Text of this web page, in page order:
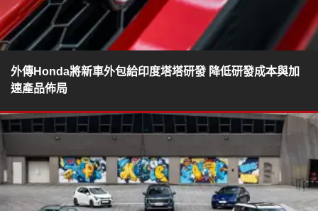
外傳Honda將新車外包給印度塔塔研發 降低研發成本與加
速產品佈局